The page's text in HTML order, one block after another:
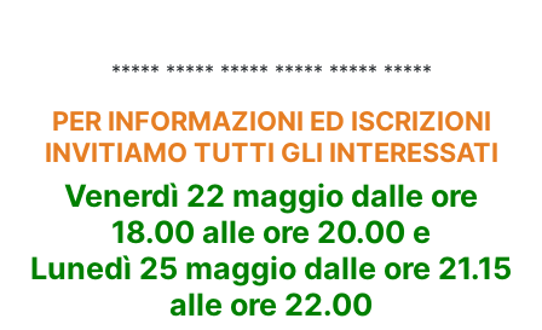
***** ***** ***** ***** ***** *****
PER INFORMAZIONI ED ISCRIZIONI
INVITIAMO TUTTI GLI INTERESSATI
Venerdì 22 maggio dalle ore
18.00 alle ore 20.00 e
Lunedì 25 maggio dalle ore 21.15
alle ore 22.00